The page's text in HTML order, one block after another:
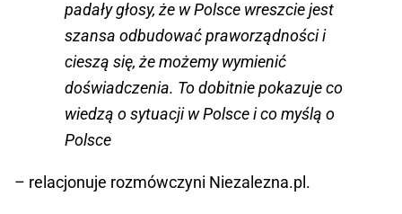
padały głosy, że w Polsce wreszcie jest
szansa odbudować praworządności i
cieszą się, że możemy wymienić
doświadczenia. To dobitnie pokazuje co
wiedzą o sytuacji w Polsce i co myślą o
Polsce
– relacjonuje rozmówczyni Niezalezna.pl.